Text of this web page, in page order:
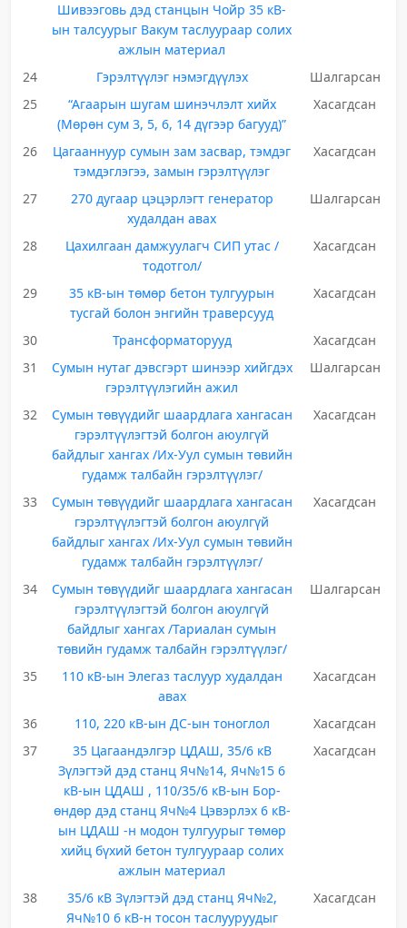
Шивээговь дэд станцын Чойр 35 кВ-
ын талсуурыг Вакум таслуураар солих
ажлын материал
24 Гэрэлтүүлэг нэмэгдүүлэх
Шалгарсан
25
“Агаарын шугам шинэчлэлт хийх
(Мөрөн сум 3, 5, 6, 14 дүгээр багууд)”
Хасагдсан
26
Цагааннуур сумын зам засвар, тэмдэг
тэмдэглэгээ, замын гэрэлтүүлэг
Хасагдсан
27
270 дугаар цэцэрлэгт генератор
худалдан авах
Шалгарсан
28
Цахилгаан дамжуулагч СИП утас /
тодотгол/
Хасагдсан
29
35 кВ-ын төмөр бетон тулгуурын
тусгай болон энгийн траверсууд
Хасагдсан
30 Трансформаторууд
Хасагдсан
31
Сумын нутаг дэвсгэрт шинээр хийгдэх
гэрэлтүүлэгийн ажил
Шалгарсан
32
Сумын төвүүдийг шаардлага хангасан
гэрэлтүүлэгтэй болгон аюулгүй
байдлыг хангах /Их-Уул сумын төвийн
гудамж талбайн гэрэлтүүлэг/
Хасагдсан
33
Сумын төвүүдийг шаардлага хангасан
гэрэлтүүлэгтэй болгон аюулгүй
байдлыг хангах /Их-Уул сумын төвийн
гудамж талбайн гэрэлтүүлэг/
Хасагдсан
34
Сумын төвүүдийг шаардлага хангасан
гэрэлтүүлэгтэй болгон аюулгүй
байдлыг хангах /Тариалан сумын
төвийн гудамж талбайн гэрэлтүүлэг/
Шалгарсан
35
110 кВ-ын Элегаз таслуур худалдан
авах
Хасагдсан
36 110, 220 кВ-ын ДС-ын тоноглол
Хасагдсан
37
35 Цагаандэлгэр ЦДАШ, 35/6 кВ
Зүлэгтэй дэд станц Яч№14, Яч№15 6
кВ-ын ЦДАШ , 110/35/6 кВ-ын Бор-
өндөр дэд станц Яч№4 Цэвэрлэх 6 кВ-
ын ЦДАШ -н модон тулгуурыг төмөр
хийц бүхий бетон тулгуураар солих
ажлын материал
Хасагдсан
38
35/6 кВ Зүлэгтэй дэд станц Яч№2,
Яч№10 6 кВ-н тосон таслууруудыг
Хасагдсан